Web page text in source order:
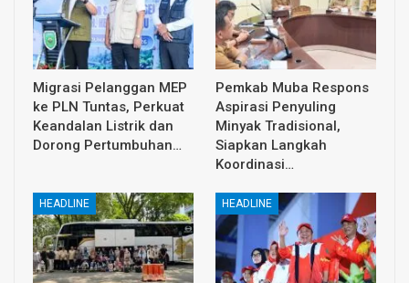
Migrasi Pelanggan MEP
ke PLN Tuntas, Perkuat
Keandalan Listrik dan
Dorong Pertumbuhan…
Pemkab Muba Respons
Aspirasi Penyuling
Minyak Tradisional,
Siapkan Langkah
Koordinasi…
HEADLINE HEADLINE